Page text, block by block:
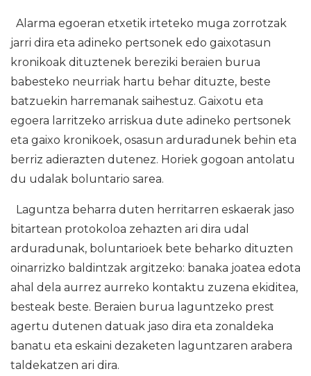
Alarma egoeran etxetik irteteko muga zorrotzak
jarri dira eta adineko pertsonek edo gaixotasun
kronikoak dituztenek bereziki beraien burua
babesteko neurriak hartu behar dituzte, beste
batzuekin harremanak saihestuz. Gaixotu eta
egoera larritzeko arriskua dute adineko pertsonek
eta gaixo kronikoek, osasun arduradunek behin eta
berriz adierazten dutenez. Horiek gogoan antolatu
du udalak boluntario sarea.
Laguntza beharra duten herritarren eskaerak jaso
bitartean protokoloa zehazten ari dira udal
arduradunak, boluntarioek bete beharko dituzten
oinarrizko baldintzak argitzeko: banaka joatea edota
ahal dela aurrez aurreko kontaktu zuzena ekiditea,
besteak beste. Beraien burua laguntzeko prest
agertu dutenen datuak jaso dira eta zonaldeka
banatu eta eskaini dezaketen laguntzaren arabera
taldekatzen ari dira.